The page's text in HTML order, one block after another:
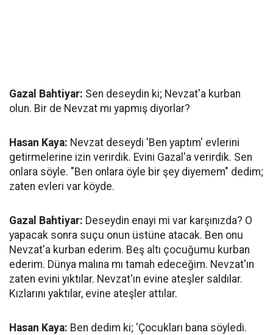
Gazal Bahtiyar: Sen deseydin ki; Nevzat'a kurban
olun. Bir de Nevzat mı yapmış diyorlar?
Hasan Kaya: Nevzat deseydi 'Ben yaptım' evlerini
getirmelerine izin verirdik. Evini Gazal'a verirdik. Sen
onlara söyle. "Ben onlara öyle bir şey diyemem" dedim;
zaten evleri var köyde.
Gazal Bahtiyar: Deseydin enayi mi var karşınızda? O
yapacak sonra suçu onun üstüne atacak. Ben onu
Nevzat'a kurban ederim. Beş altı çocuğumu kurban
ederim. Dünya malına mı tamah edeceğim. Nevzat'ın
zaten evini yıktılar. Nevzat'ın evine ateşler saldılar.
Kızlarını yaktılar, evine ateşler attılar.
Hasan Kaya: Ben dedim ki; 'Çocukları bana söyledi.